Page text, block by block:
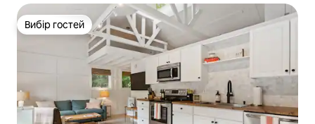
Вибір гостей
Вибір гостей